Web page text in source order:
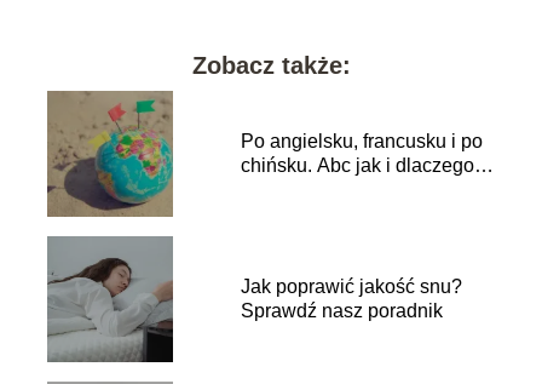
Zobacz także:
Po angielsku, francusku i po
chińsku. Abc jak i dlaczego
Jak poprawić jakość snu?
Sprawdź nasz poradnik